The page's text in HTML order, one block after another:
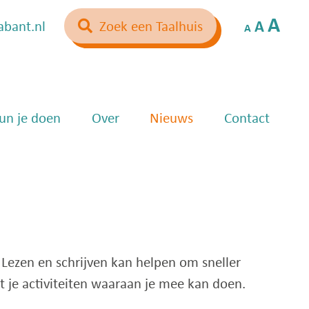
Zoek een Taalhuis A
Lettertype
grootte
AA
je doen Over Nieuws Contact
en schrijven kan helpen om sneller
je activiteiten waaraan je mee kan doen.